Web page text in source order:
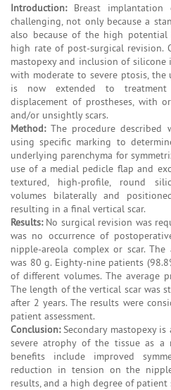
Introduction:Breast implantation
challenging, not only because a
also because of the high
high rate of post-surgical revision.
mastopexy and inclusion of
with moderate to severe ptosis,
is now extended to
displacement of prostheses, with
and/or unsightly scars.
Method:The procedure described
using specific marking to
underlying parenchyma for
use of a medial pedicle flap and
textured, high-profile, round
volumes bilaterally and
resulting in a final vertical scar.
Results:No surgical revision was
was no occurrence of
nipple-areola complex or scar. The
was 80 g. Eighty-nine patients
of different volumes. The average
The length of the vertical scar was
after 2 years. The results were
patient assessment.
Conclusion:Secondary mastopexy
severe atrophy of the tissue as a
benefits include improved
reduction in tension on the
results, and a high degree of patient